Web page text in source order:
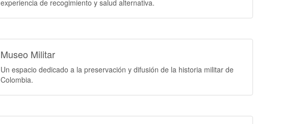
experiencia de recogimiento y salud alternativa.
Museo Militar
Un espacio dedicado a la preservación y difusión de la historia militar de
Colombia.